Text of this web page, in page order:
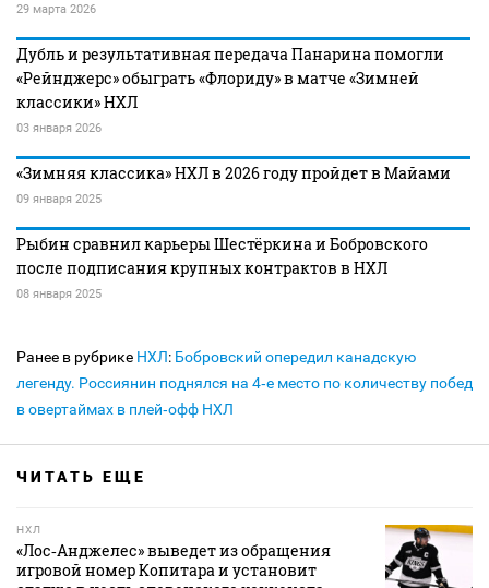
29 марта 2026
Дубль и результативная передача Панарина помогли
«Рейнджерс» обыграть «Флориду» в матче «Зимней
классики» НХЛ
03 января 2026
«Зимняя классика» НХЛ в 2026 году пройдет в Майами
09 января 2025
Рыбин сравнил карьеры Шестёркина и Бобровского
после подписания крупных контрактов в НХЛ
08 января 2025
Ранее в рубрике НХЛ: Бобровский опередил канадскую
легенду. Россиянин поднялся на 4‑е место по количеству побед
в овертаймах в плей‑офф НХЛ
ЧИТАТЬ ЕЩЕ
НХЛ
«Лос‑Анджелес» выведет из обращения
игровой номер Копитара и установит